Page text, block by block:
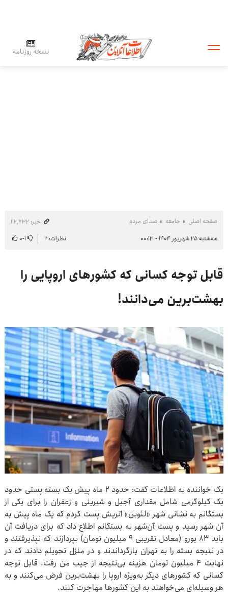
نسخه روزنامه
صفحه اصلی جامعه صدای مردم
خبر: ۱۱۲٬۷۳۲
سه‌شنبه ۲۵ شهریور ۱۴۰۴ - ۰۰:۱۳
نظرات: ۲ ۱-۰
قابل توجه کسانی که کشورهای اروپایی را
بهشت‌برین می‌دانند!
یک خواننده به اطلاعات گفت: حدود ۲ ماه پیش یک بسته پستی حدود
یک کیلوگرمی شامل مقداری آجیل و شیرینی و زعفران را برای یکی از
بستگانم به نشانی شهر «لئوبن» اتریش پست کردم که یک ماه پیش به
آن شهر رسید و پست آن‌شهر به بستگانم اطلاع داد که برای دریافت آن
باید ۸۳ یورو (معادل تقریبی ۹ میلیون تومان) بپردازند که نپذیرفتند و
در نتیجه بسته را به تهران بازگرداندند و در منزل تحویلم دادند که در
نهایت ۴ میلیون تومان هزینه بی‌نتیجه از جیب من رفت. قابل توجه
کسانی که کشورهای دیگر به‌ویژه اروپا را بهشت‌برین فرض می‌کنند و به
هر وسیله‌ای می‌خواهند به این کشورها مهاجرت کنند.